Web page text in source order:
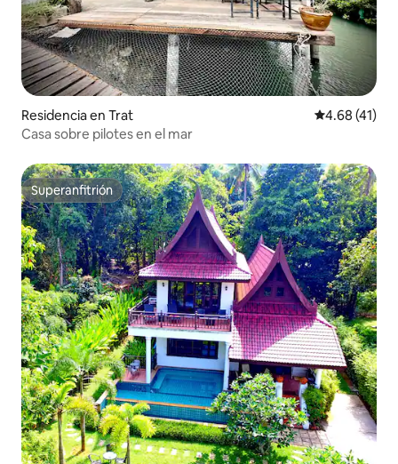
Residencia en Trat Calificación
4.68 (41)
Casa sobre pilotes en el mar
Superanfitrión
Superanfitrión